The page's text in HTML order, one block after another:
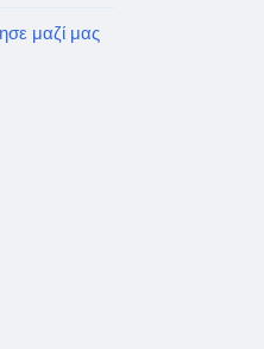
μαζί μας